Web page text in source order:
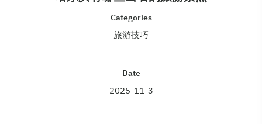
Categories
旅游技巧
Date
2025-11-3